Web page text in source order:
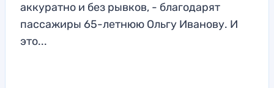
аккуратно и без рывков, - благодарят
пассажиры 65-летнюю Ольгу Иванову. И
это...